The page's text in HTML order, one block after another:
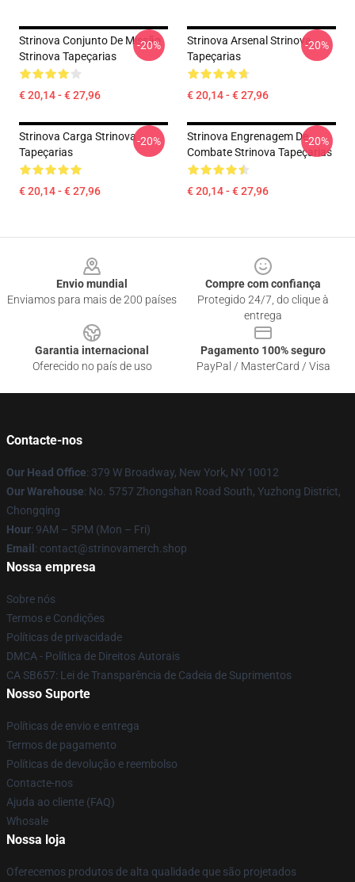
Strinova Conjunto De Missão
Strinova Tapeçarias
€ 20,14 - € 27,96
-20%
Strinova Arsenal Strinova
Tapeçarias
€ 20,14 - € 27,96
-20%
Strinova Carga Strinova
Tapeçarias
€ 20,14 - € 27,96
-20%
Strinova Engrenagem De
Combate Strinova Tapeçarias
€ 20,14 - € 27,96
-20%
Envio mundial
Enviamos para mais de 200 países
Compre com confiança
Protegido 24/7, do clique à
entrega
Garantia internacional
Oferecido no país de uso
Pagamento 100% seguro
PayPal / MasterCard / Visa
Contacte-nos
Our Head Office: 379 W Broadway, New York, NY 10012
Our Warehouse: No. 5757 Zhongshan Road South, Yuzhong District,
Chongqing
Hour: 9AM – 5PM (Mon – Fri)
Email : contact@strinovamerch.shop
Nossa empresa
Sobre nós
Termos e Condições
Políticas de privacidade
DMCA - Política de Direitos Autorais
CA SB657: Lei de Transparência de Cadeia de Suprimentos
Nosso Suporte
Políticas de envio e entrega
Termos de pagamento
Políticas de devolução e reembolso
Contacte-nos
Ajuda ao cliente (FAQ)
Whosale
Nossa loja
Oferecemos produtos de alta qualidade que são projetados